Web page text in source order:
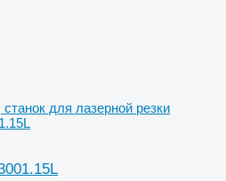
станок для лазерной резки